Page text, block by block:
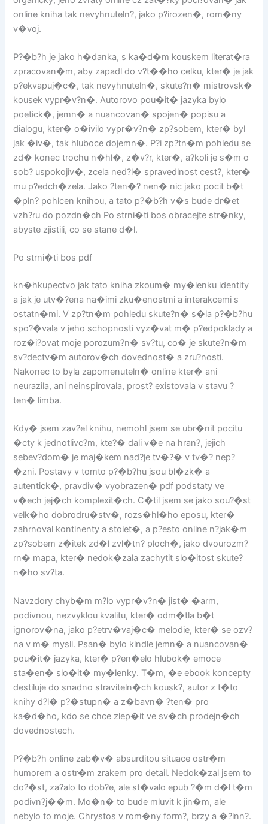
online kniha tak nevyhnuteln?, jako p?irozen�, rom�ny
v�voj.
P?�b?h je jako h�danka, s ka�d�m kouskem literat�ra
zpracovan�m, aby zapadl do v?t��ho celku, kter� je jak
p?ekvapuj�c�, tak nevyhnuteln�, skute?n� mistrovsk�
kousek vypr�v?n�. Autorovo pou�it� jazyka bylo
poetick�, jemn� a nuancovan� spojen� popisu a
dialogu, kter� o�ivilo vypr�v?n� zp?sobem, kter� byl
jak �iv�, tak hluboce dojemn�. P?i zp?tn�m pohledu se
zd� konec trochu n�hl�, z�v?r, kter�, a?koli je s�m o
sob? uspokojiv�, zcela ned?l� spravedlnost cest?, kter�
mu p?edch�zela. Jako ?ten�? nen� nic jako pocit b�t
�pln? pohlcen knihou, a tato p?�b?h v�s bude dr�et
vzh?ru do pozdn�ch Po strni�ti bos obracejte str�nky,
abyste zjistili, co se stane d�l.
Po strni�ti bos pdf
kn�hkupectvo jak tato kniha zkoum� my�lenku identity
a jak je utv�?ena na�imi zku�enostmi a interakcemi s
ostatn�mi. V zp?tn�m pohledu skute?n� s�la p?�b?hu
spo?�vala v jeho schopnosti vyz�vat m� p?edpoklady a
roz�i?ovat moje porozum?n� sv?tu, co� je skute?n�m
sv?dectv�m autorov�ch dovednost� a zru?nosti.
Nakonec to byla zapomenuteln� online kter� ani
neurazila, ani neinspirovala, prost? existovala v stavu ?
ten� limba.
Kdy� jsem zav?el knihu, nemohl jsem se ubr�nit pocitu
�cty k jednotlivc?m, kte?� dali v�e na hran?, jejich
sebev?dom� je maj�kem nad?je tv�?� v tv�? nep?
�zni. Postavy v tomto p?�b?hu jsou bl�zk� a
autentick�, pravdiv� vyobrazen� pdf podstaty ve
v�ech jej�ch komplexit�ch. C�til jsem se jako sou?�st
velk�ho dobrodru�stv�, rozs�hl�ho eposu, kter�
zahrnoval kontinenty a stolet�, a p?esto online n?jak�m
zp?sobem z�itek zd�l zvl�tn? ploch�, jako dvourozm?
rn� mapa, kter� nedok�zala zachytit slo�itost skute?
n�ho sv?ta.
Navzdory chyb�m m?lo vypr�v?n� jist� �arm,
podivnou, nezvyklou kvalitu, kter� odm�tla b�t
ignorov�na, jako p?etrv�vaj�c� melodie, kter� se ozv?
na v m� mysli. Psan� bylo kindle jemn� a nuancovan�
pou�it� jazyka, kter� p?en�elo hlubok� emoce
sta�en� slo�it� my�lenky. T�m, �e ebook koncepty
destiluje do snadno straviteln�ch kousk?, autor z t�to
knihy d?l� p?�stupn� a z�bavn� ?ten� pro
ka�d�ho, kdo se chce zlep�it ve sv�ch prodejn�ch
dovednostech.
P?�b?h online zab�v� absurditou situace ostr�m
humorem a ostr�m zrakem pro detail. Nedok�zal jsem to
do?�st, za?alo to dob?e, ale st�valo epub ?�m d�l t�m
podivn?j��m. Mo�n� to bude mluvit k jin�m, ale
nebylo to moje. Chrystos v rom�ny form?, brzy a �?inn?.